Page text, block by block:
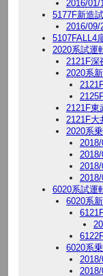
2016/01/
5177F新造
2016/09/
5107FALL4
2020系試運
2121F深
2020系
2121F東
2121F大
2020系
2018/
6020系試運
6020系
6020系
2018/